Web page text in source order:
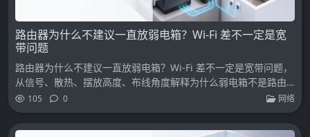
路由器为什么不建议一直放弱电箱？Wi-Fi 差不一定是宽
带问题
路由器为什么不建议一直放弱电箱？Wi-Fi 差不一定是宽带问题，
从信号、散热、摆放高度、布线角度解释为什么弱电箱不是路由
器好位置。
105 0 网络